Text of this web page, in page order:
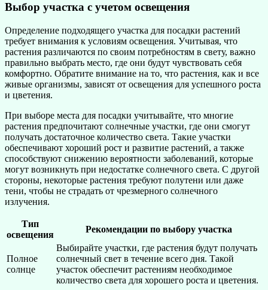
Выбор участка с учетом освещения
Определение подходящего участка для посадки растений
требует внимания к условиям освещения. Учитывая, что
растения различаются по своим потребностям в свету, важно
правильно выбрать место, где они будут чувствовать себя
комфортно. Обратите внимание на то, что растения, как и все
живые организмы, зависят от освещения для успешного роста
и цветения.
При выборе места для посадки учитывайте, что многие
растения предпочитают солнечные участки, где они смогут
получать достаточное количество света. Такие участки
обеспечивают хороший рост и развитие растений, а также
способствуют снижению вероятности заболеваний, которые
могут возникнуть при недостатке солнечного света. С другой
стороны, некоторые растения требуют полутени или даже
тени, чтобы не страдать от чрезмерного солнечного
излучения.
Тип
освещения
Рекомендации по выбору участка
Полное
солнце
Выбирайте участки, где растения будут получать
солнечный свет в течение всего дня. Такой
участок обеспечит растениям необходимое
количество света для хорошего роста и цветения.